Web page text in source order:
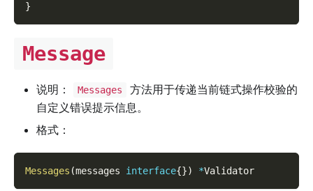
}
Message
说明： Messages
方法用于传递当前链式操作校验的
自定义错误提示信息。
格式：
Messages (messages interface{}) *Validator